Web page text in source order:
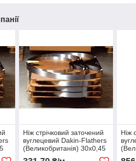
Ніж стрічковий заточений
вуглецевий Dakin-Flathers
(Великобританія) 30х0,45
Ніж